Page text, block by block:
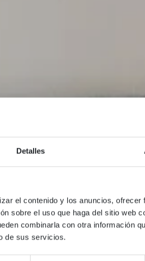
Detalles
el contenido y los anuncios, ofrecer
sobre el uso que haga del sitio web
combinarla con otra información
de sus servicios.
LUCAS HOUSE
2-2